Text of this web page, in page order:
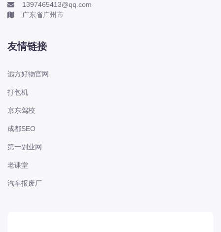
东风纳米
东风菱智
东风风光
东风风行
大乘
大众-一汽大众
1397465413@qq.com
广东省广州市
友情链接
远方好物官网
打包机
京东驾校
成都SEO
第一副业网
老课堂
汽车报废厂